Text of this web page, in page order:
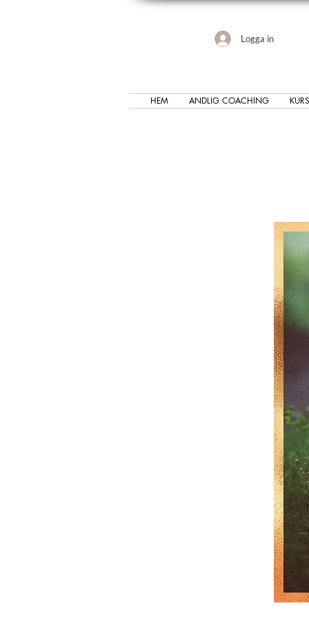
Logga in
HEM ANDLIG COACHING